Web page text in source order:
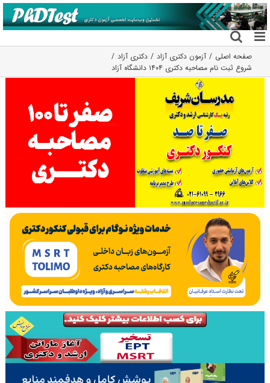
رفتن
به
محتوا
صفحه اصلی آزمون دکتری آزاد
دکتری آزاد
شروع ثبت نام مصاحبه دکتری ۱۴۰۴ دانشگاه آزاد